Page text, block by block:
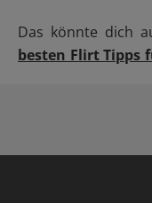
Das könnte dich
besten Flirt Tipps